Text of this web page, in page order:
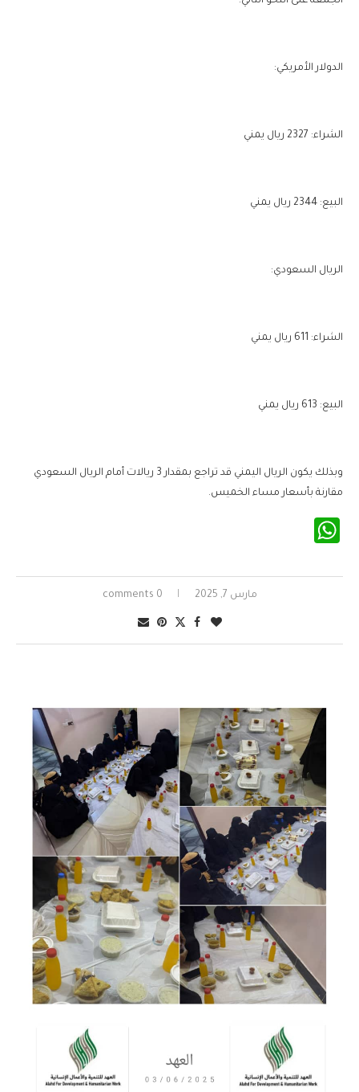
الدولار الأمريكي:
الشراء: 2327 ريال يمني
البيع: 2344 ريال يمني
الريال السعودي:
الشراء: 611 ريال يمني
البيع: 613 ريال يمني
وبذلك يكون الريال اليمني قد تراجع بمقدار 3 ريالات أمام الريال السعودي
مقارنة بأسعار مساء الخميس.
مارس 7, 2025 0 comments